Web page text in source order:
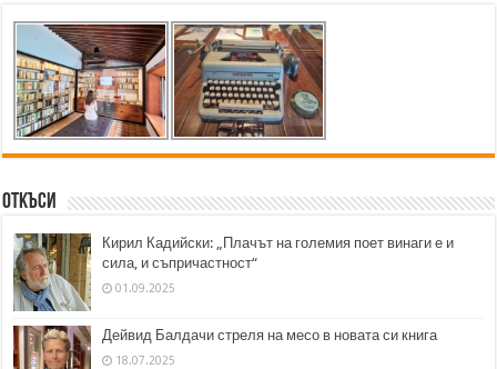
Откъси
Кирил Кадийски: „Плачът на големия поет винаги е и
сила, и съпричастност“
01.09.2025
Дейвид Балдачи стреля на месо в новата си книга
18.07.2025